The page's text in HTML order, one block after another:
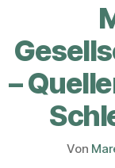
–
Von